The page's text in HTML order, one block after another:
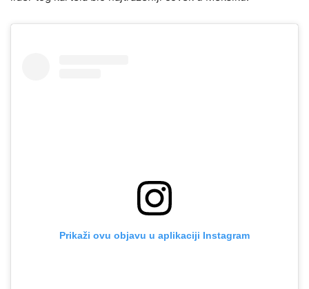
Prikaži ovu objavu u aplikaciji Instagram